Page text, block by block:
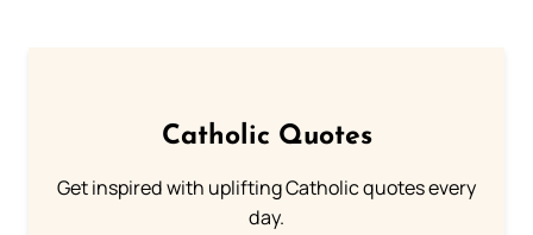
Catholic Quotes
Get inspired with uplifting Catholic quotes every
day.